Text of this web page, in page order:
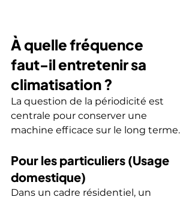
À quelle fréquence
faut-il entretenir sa
climatisation ?
La question de la périodicité est
centrale pour conserver une
machine efficace sur le long terme.
Pour les particuliers (Usage
domestique)
Dans un cadre résidentiel, un